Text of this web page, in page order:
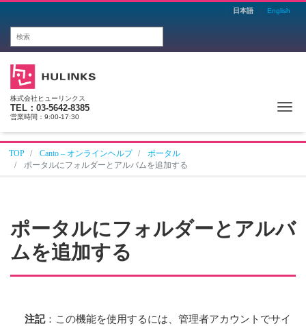
日本語 English
株式会社ヒューリンクス
TEL：03-5642-8385
営業時間：9:00-17:30
TOP Canto – オンラインヘルプ
ポータル
ポータルにフォルダーとアルバムを追加する
ポータルにフォルダーとアルバ
ムを追加する
注記：この機能を使用するには、管理者アカウントでサイ